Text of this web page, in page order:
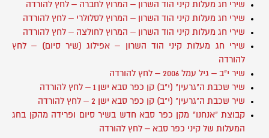
שירי חג מעלות קיני הוד השרון – המרוץ לחברה – לחץ להורדה
שירי חג מעלות קיני הוד השרון – המרוץ לסלולרי – לחץ להורדה
שירי חג מעלות קיני הוד השרון – המרוץ לחולצה – לחץ להורדה
שירי חג מעלות קיני הוד השרון – אפילוג (שיר סיום) – לחץ
להורדה
שיר י"ב – גיל עמל 2006 – לחץ להורדה
שיר שכבת ה"גרעין" (י"ב) קן כפר סבא ישן 1 – לחץ להורדה
שיר שכבת ה"גרעין" (י"ב) קן כפר סבא ישן 2 – לחץ להורדה
קבוצת "אנחנו" מקן כפר סבא חדש בשיר סיום ופרידה מהקן בחג
המעלות של קיני כפר סבא – לחץ להורדה